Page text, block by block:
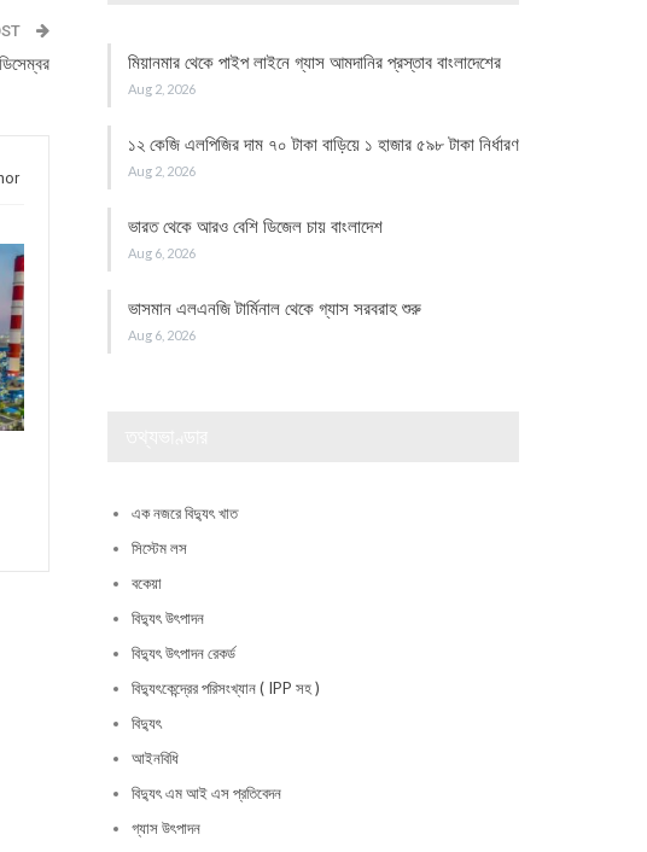
মিয়ানমার থেকে পাইপ লাইনে গ্যাস আমদানির প্রস্তাব বাংলাদেশের
Aug 2, 2026
১২ কেজি এলপিজির দাম ৭০ টাকা বাড়িয়ে ১ হাজার ৫৯৮ টাকা নির্ধারণ
Aug 2, 2026
ভারত থেকে আরও বেশি ডিজেল চায় বাংলাদেশ
Aug 6, 2026
ভাসমান এলএনজি টার্মিনাল থেকে গ্যাস সরবরাহ শুরু
Aug 6, 2026
এক নজরে বিদ্যুৎ খাত
সিস্টেম লস
বকেয়া
বিদ্যুৎ উৎপাদন
বিদ্যুৎ উৎপাদন রেকর্ড
বিদ্যুৎকেন্দ্রের পরিসংখ্যান ( IPP সহ )
বিদ্যুৎ
আইনবিধি
বিদ্যুৎ এম আই এস প্রতিবেদন
গ্যাস উৎপাদন